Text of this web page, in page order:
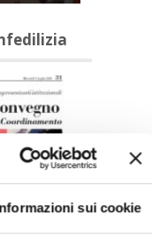
sui cookie